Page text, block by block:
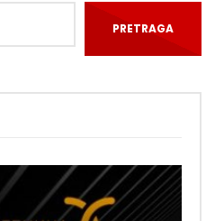
PRETRAGA